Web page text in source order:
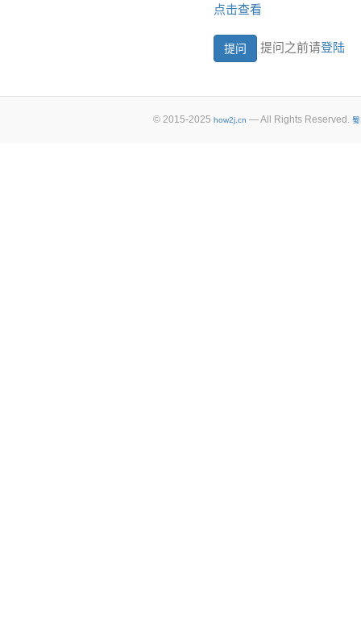
点击查看
提问之前请登陆
© 2015-2025 how2j.cn — All Rights Reserved.